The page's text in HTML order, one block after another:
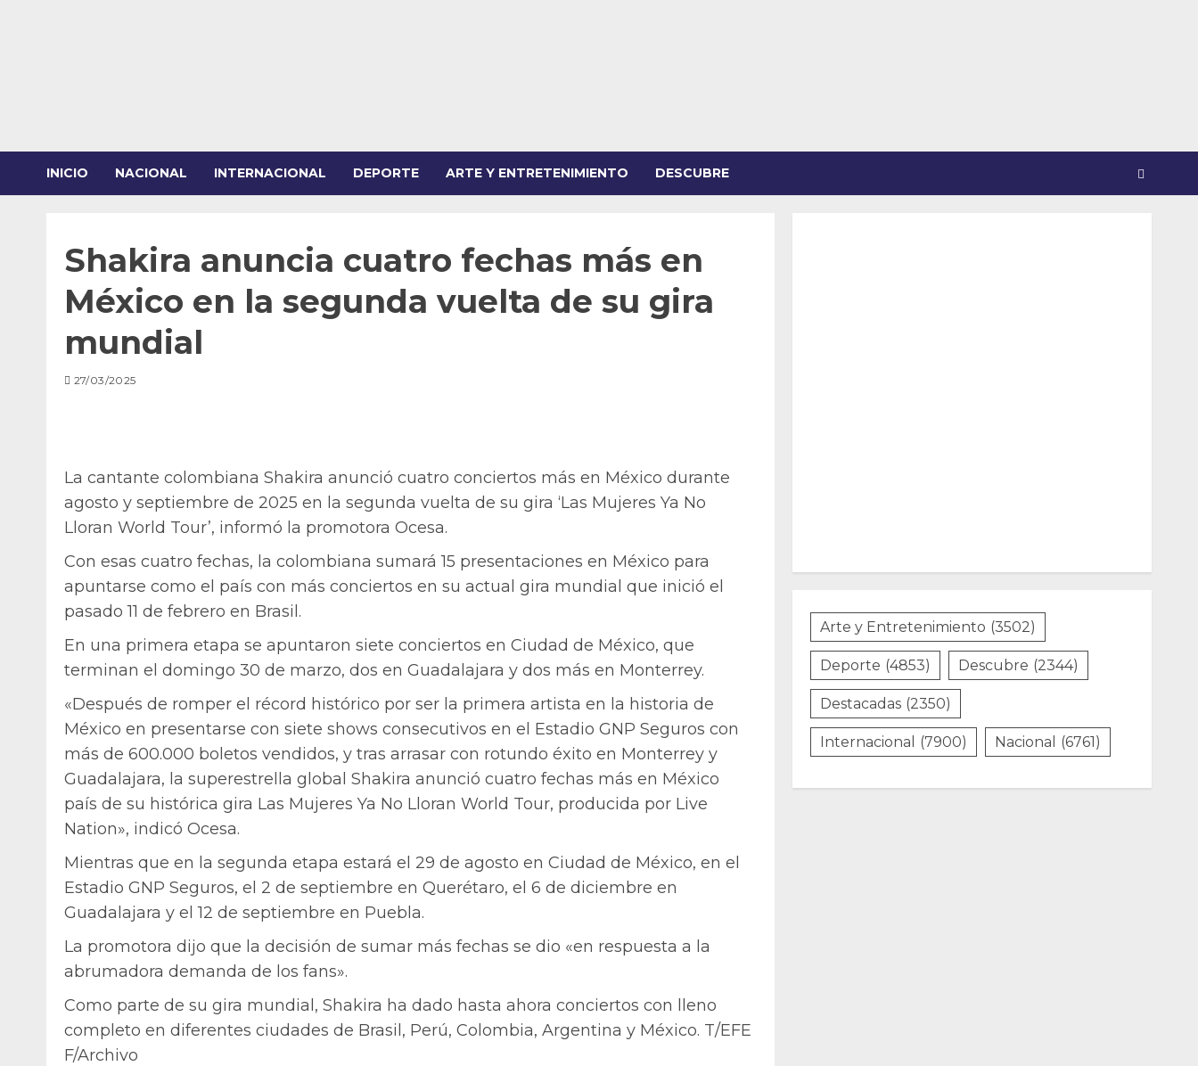
INICIO NACIONAL INTERNACIONAL DEPORTE ARTE Y ENTRETENIMIENTO DESCUBRE
Shakira anuncia cuatro fechas más en
México en la segunda vuelta de su gira
mundial
27/03/2025
La cantante colombiana Shakira anunció cuatro conciertos más en México durante
agosto y septiembre de 2025 en la segunda vuelta de su gira ‘Las Mujeres Ya No
Lloran World Tour’, informó la promotora Ocesa.
Con esas cuatro fechas, la colombiana sumará 15 presentaciones en México para
apuntarse como el país con más conciertos en su actual gira mundial que inició el
pasado 11 de febrero en Brasil.
En una primera etapa se apuntaron siete conciertos en Ciudad de México, que
terminan el domingo 30 de marzo, dos en Guadalajara y dos más en Monterrey.
«Después de romper el récord histórico por ser la primera artista en la historia de
México en presentarse con siete shows consecutivos en el Estadio GNP Seguros con
más de 600.000 boletos vendidos, y tras arrasar con rotundo éxito en Monterrey y
Guadalajara, la superestrella global Shakira anunció cuatro fechas más en México
país de su histórica gira Las Mujeres Ya No Lloran World Tour, producida por Live
Nation», indicó Ocesa.
Mientras que en la segunda etapa estará el 29 de agosto en Ciudad de México, en el
Estadio GNP Seguros, el 2 de septiembre en Querétaro, el 6 de diciembre en
Guadalajara y el 12 de septiembre en Puebla.
La promotora dijo que la decisión de sumar más fechas se dio «en respuesta a la
abrumadora demanda de los fans».
Como parte de su gira mundial, Shakira ha dado hasta ahora conciertos con lleno
completo en diferentes ciudades de Brasil, Perú, Colombia, Argentina y México. T/EFE
F/Archivo
Arte y Entretenimiento (3502)
Deporte (4853) Descubre (2344)
Destacadas (2350)
Internacional (7900) Nacional (6761)